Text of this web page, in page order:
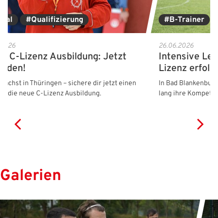
#Qualifizierung
C-Lizenz Ausbildung: Jetzt
in Thüringen – sichere dir jetzt einen
die neue C-Lizenz Ausbildung.
#B-Trainer
26.06.2026
Intensive
Lizenz
In Bad
lang ihre
Galerien